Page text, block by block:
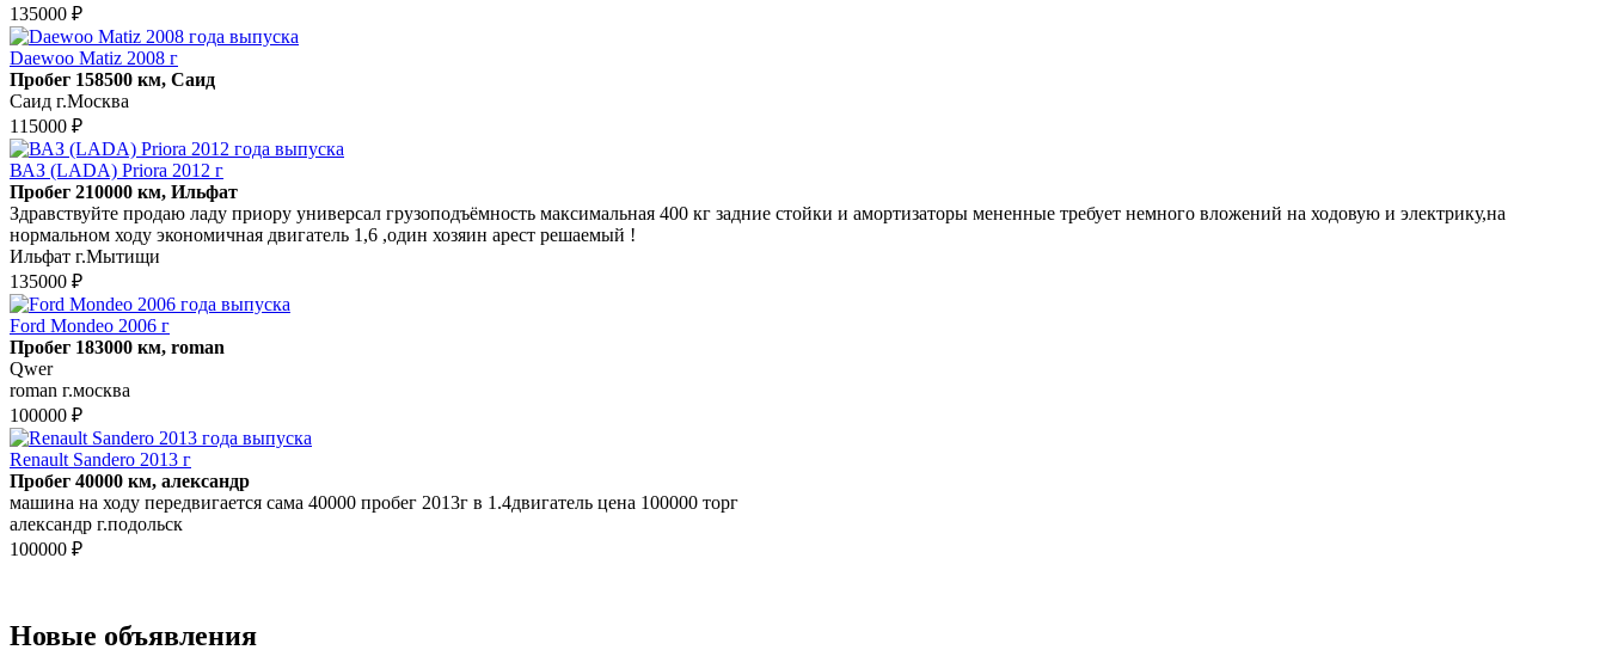
135000 ₽
Daewoo Matiz 2008 г
Пробег 158500 км, Саид
Саид г.Москва
115000 ₽
ВАЗ (LADA) Priora 2012 г
Пробег 210000 км, Ильфат
Здравствуйте продаю ладу приору универсал грузоподъёмность максимальная 400 кг задние стойки и амортизаторы мененные требует немного вложений на ходовую и электрику,на
нормальном ходу экономичная двигатель 1,6 ,один хозяин арест решаемый !
Ильфат г.Мытищи
135000 ₽
Ford Mondeo 2006 г
Пробег 183000 км, roman
Qwer
roman г.москва
100000 ₽
Renault Sandero 2013 г
Пробег 40000 км, александр
машина на ходу передвигается сама 40000 пробег 2013г в 1.4двигатель цена 100000 торг
александр г.подольск
100000 ₽
Новые объявления